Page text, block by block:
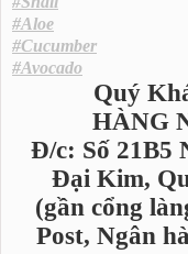
#Aloe
#Cucumber
#Avocado
Quý
HÀNG
Đ/c: Số 21B5
Đại Kim,
(gần cổng
Post, Ngân